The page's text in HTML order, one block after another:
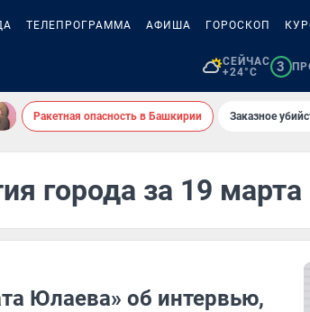
ТЕЛЕПРОГРАММА АФИША ГОРОСКОП
СЕЙЧАС
+24°C
3
Ракетная опасность в Башкирии Заказное
города за 19 марта
Юлаева» об интервью,